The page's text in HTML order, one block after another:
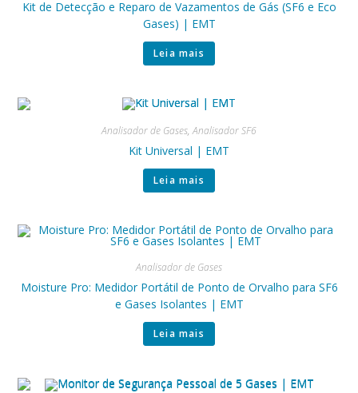
Kit de Detecção e Reparo de Vazamentos de Gás (SF6 e Eco
Gases) | EMT
Leia mais
Analisador de Gases,Analisador SF6
Kit Universal | EMT
Leia mais
Analisador de Gases
Moisture Pro: Medidor Portátil de Ponto de Orvalho para SF6
e Gases Isolantes | EMT
Leia mais